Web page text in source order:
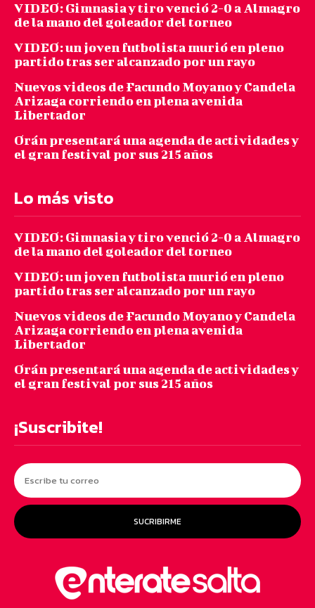
VIDEO: Gimnasia y tiro venció 2-0 a Almagro
de la mano del goleador del torneo
VIDEO: un joven futbolista murió en pleno
partido tras ser alcanzado por un rayo
Nuevos videos de Facundo Moyano y Candela
Arizaga corriendo en plena avenida
Libertador
Orán presentará una agenda de actividades y
el gran festival por sus 215 años
Lo más visto
VIDEO: Gimnasia y tiro venció 2-0 a Almagro
de la mano del goleador del torneo
VIDEO: un joven futbolista murió en pleno
partido tras ser alcanzado por un rayo
Nuevos videos de Facundo Moyano y Candela
Arizaga corriendo en plena avenida
Libertador
Orán presentará una agenda de actividades y
el gran festival por sus 215 años
¡Suscribite!
SUCRIBIRME